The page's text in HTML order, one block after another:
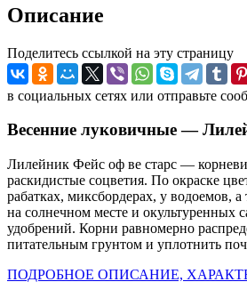
Описание
Поделитесь ссылкой на эту страницу
в социальных сетях или отправьте
Весенние луковичные —
Лилейник Фейс оф ве старс —
раскидистые соцветия. По окраске
рабатках, миксбордерах, у водоемов,
на солнечном месте и окультуренных
удобрений. Корни равномерно
питательным грунтом и уплотнить
ПОДРОБНОЕ ОПИСАНИЕ,